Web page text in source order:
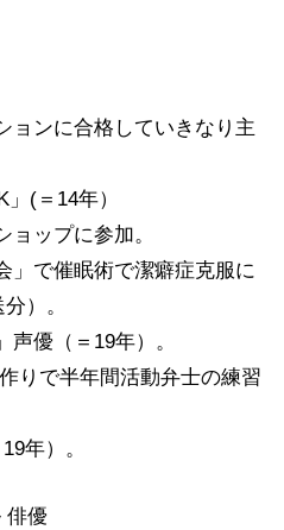
ョンに合格していきなり主
(＝14年）
ョップに参加。
」で催眠術で潔癖症克服に
）。
声優（＝19年）。
りで半年間活動弁士の練習
年）。
俳優